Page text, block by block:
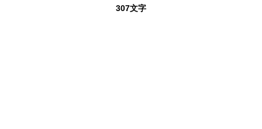
307文字